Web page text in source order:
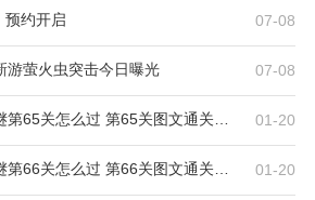
露了！”《斗罗大陆》《放开女
总有一个适合你！
骷髅骑士拿不住副本》《装备我最
家连载中
预约开启 07-08
游萤火虫突击今日曝光 07-08
召唤与合成解谜第65关怎么过 第65关图文通关攻略 01-20
召唤与合成解谜第66关怎么过 第66关图文通关攻略 01-20